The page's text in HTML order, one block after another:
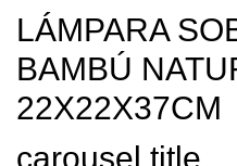
LÁMPARA
BAMBÚ
22X22X37CM
carousel title